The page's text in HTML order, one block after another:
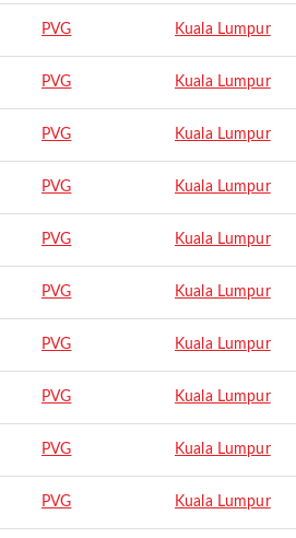
PVG Kuala Lumpur
PVG Kuala Lumpur
PVG Kuala Lumpur
PVG Kuala Lumpur
PVG Kuala Lumpur
PVG Kuala Lumpur
PVG Kuala Lumpur
PVG Kuala Lumpur
PVG Kuala Lumpur
PVG Kuala Lumpur